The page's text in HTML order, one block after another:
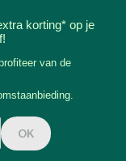
korting* op je
van de
OK